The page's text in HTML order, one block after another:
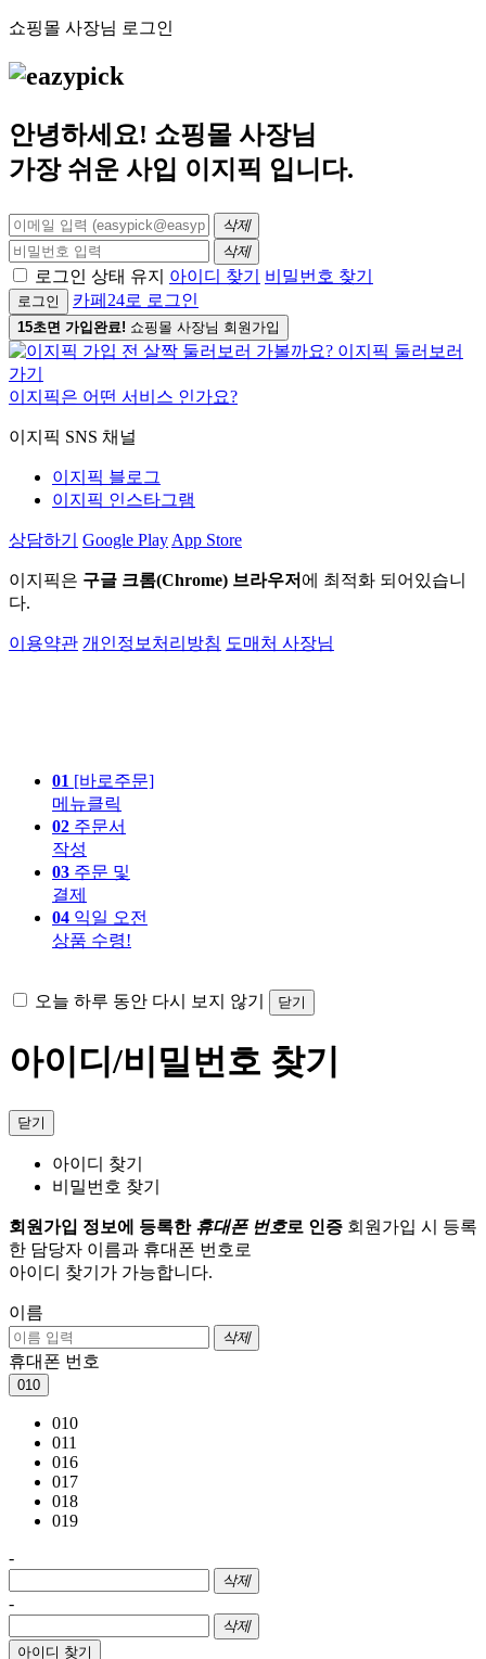
쇼핑몰 사장님 로그인
안녕하세요! 쇼핑몰 사장님
가장 쉬운 사입 이지픽 입니다.
삭제
삭제
로그인 상태 유지 아이디 찾기 비밀번호 찾기
로그인 카페24로 로그인
15초면 가입완료! 쇼핑몰 사장님 회원가입
이지픽은 어떤 서비스 인가요?
이지픽 SNS 채널
이지픽 블로그
이지픽 인스타그램
상담하기 Google Play App Store
이지픽은 구글 크롬(Chrome) 브라우저 에 최적화 되어있습니
다.
이용약관 개인정보처리방침 도매처 사장님
01 [바로주문]
메뉴클릭
02 주문서
작성
03 주문 및
결제
04 익일 오전
상품 수령!
오늘 하루 동안 다시 보지 않기 닫기
아이디/비밀번호 찾기
닫기
아이디 찾기
비밀번호 찾기
회원가입 정보에 등록한 휴대폰 번호로 인증 회원가입 시 등록
한 담당자 이름과 휴대폰 번호로
아이디 찾기가 가능합니다.
이름
삭제
휴대폰 번호
010
010
011
016
017
018
019
-
삭제
-
삭제
아이디 찾기